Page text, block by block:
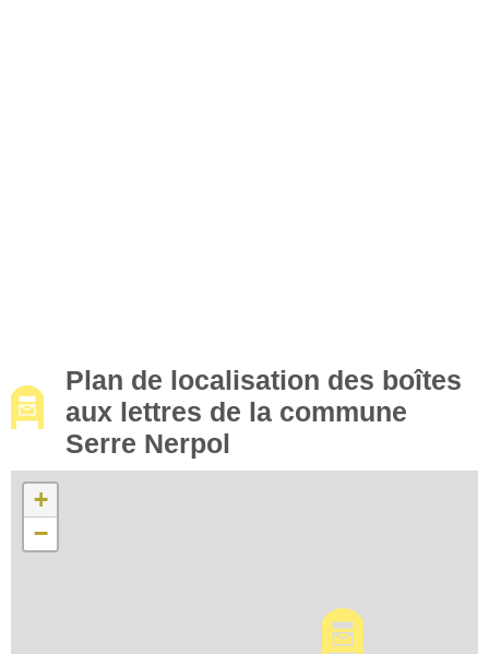
Plan de localisation des boîtes
aux lettres de la commune
Serre Nerpol
+
−